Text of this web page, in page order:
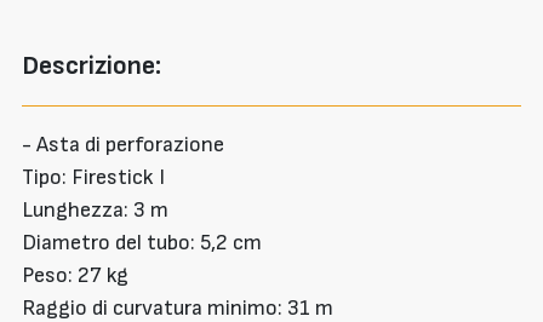
Descrizione:
- Asta di perforazione
Tipo: Firestick I
Lunghezza: 3 m
Diametro del tubo: 5,2 cm
Peso: 27 kg
Raggio di curvatura minimo: 31 m